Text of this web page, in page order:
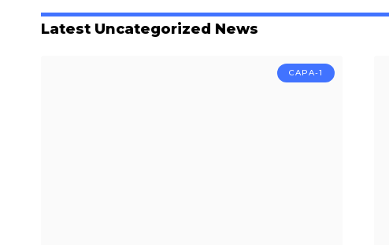
Latest Uncategorized News
CAPA-1